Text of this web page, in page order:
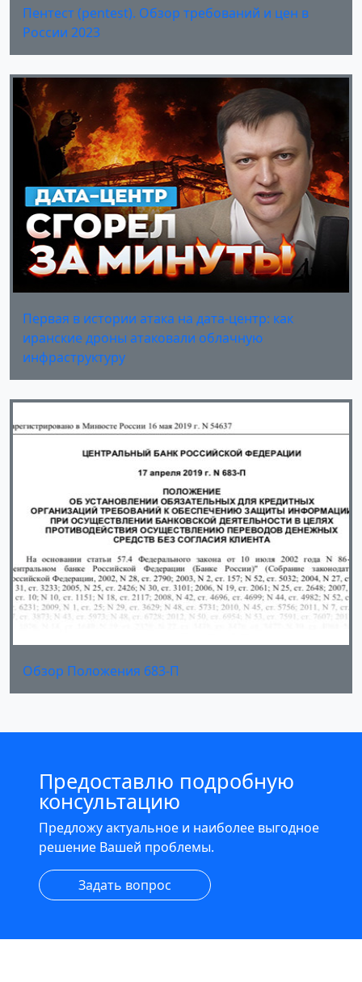
Пентест (pentest). Обзор требований и цен в
России 2023
Первая в истории атака на дата-центр: как
иранские дроны атаковали облачную
инфраструктуру
Обзор Положения 683-П
Предоставлю подробную
консультацию
Предложу актуальное и наиболее выгодное
решение Вашей проблемы.
Задать вопрос